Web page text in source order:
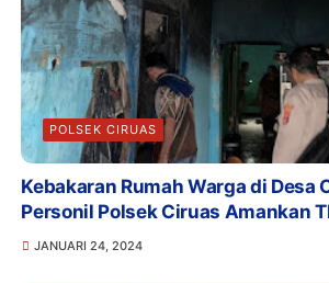
POLSEK CIRUAS
Kebakaran Rumah Warga di Desa
Personil Polsek Ciruas Amankan
JANUARI 24, 2024